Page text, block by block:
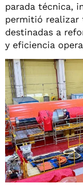
parada técnica,
permitió realizar
destinadas a
y eficiencia